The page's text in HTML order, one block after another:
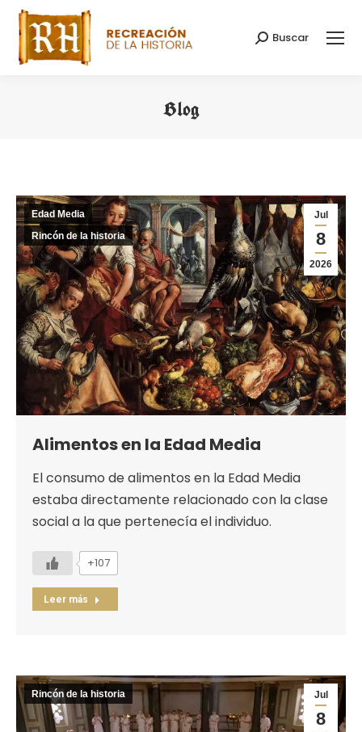
Buscar:
Buscar
Blog
Jul
8
2026
Edad Media
Rincón de la historia
Alimentos en la Edad Media
El consumo de alimentos en la Edad Media
estaba directamente relacionado con la clase
social a la que pertenecía el individuo.
+107
Leer más
Jul
8
Rincón de la historia